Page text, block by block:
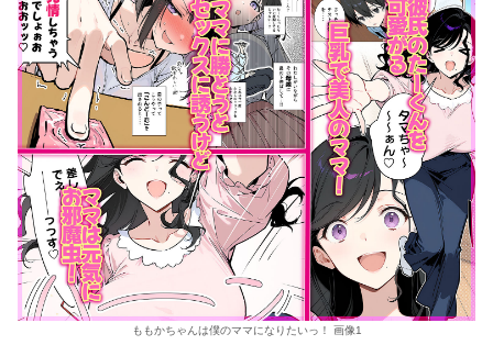
ももかちゃんは僕のママになりたいっ！ 画像1